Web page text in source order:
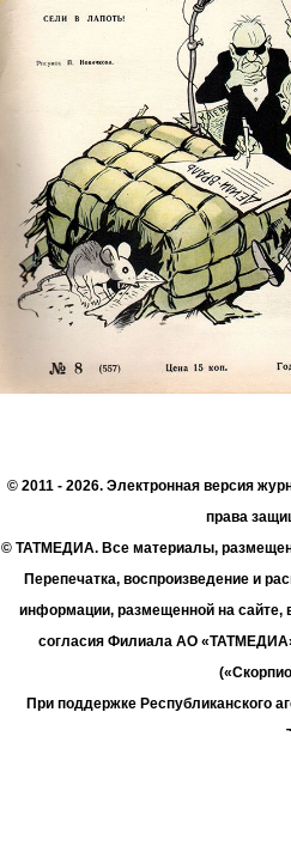
© 2011 - 2026. Электронная версия
права
© ТАТМЕДИА. Все материалы,
Перепечатка, воспроизведение и
информации, размещенной на сайте,
согласия Филиала АО
При поддержке Республиканского
коммуникациям